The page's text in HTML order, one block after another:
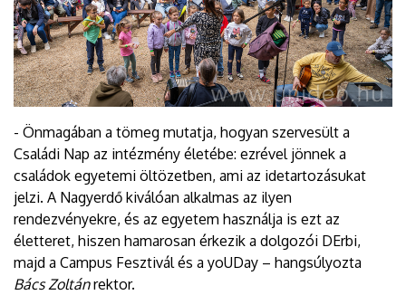
- Önmagában a tömeg mutatja, hogyan szervesült a
Családi Nap az intézmény életébe: ezrével jönnek a
családok egyetemi öltözetben, ami az idetartozásukat
jelzi. A Nagyerdő kiválóan alkalmas az ilyen
rendezvényekre, és az egyetem használja is ezt az
életteret, hiszen hamarosan érkezik a dolgozói DErbi,
majd a Campus Fesztivál és a yoUDay – hangsúlyozta
Bács Zoltánrektor.